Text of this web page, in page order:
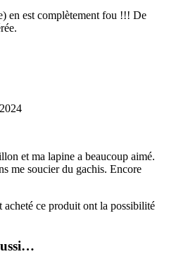
en est complètement fou !!! De
et ma lapine a beaucoup aimé.
me soucier du gachis. Encore
acheté ce produit ont la possibilité